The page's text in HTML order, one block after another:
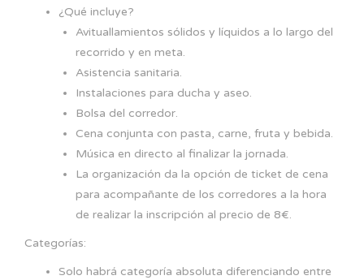
¿Qué incluye?
Avituallamientos sólidos y líquidos a lo largo del
recorrido y en meta.
Asistencia sanitaria.
Instalaciones para ducha y aseo.
Bolsa del corredor.
Cena conjunta con pasta, carne, fruta y bebida.
Música en directo al finalizar la jornada.
La organización da la opción de ticket de cena
para acompañante de los corredores a la hora
de realizar la inscripción al precio de 8€.
Categorías:
Solo habrá categoría absoluta diferenciando entre